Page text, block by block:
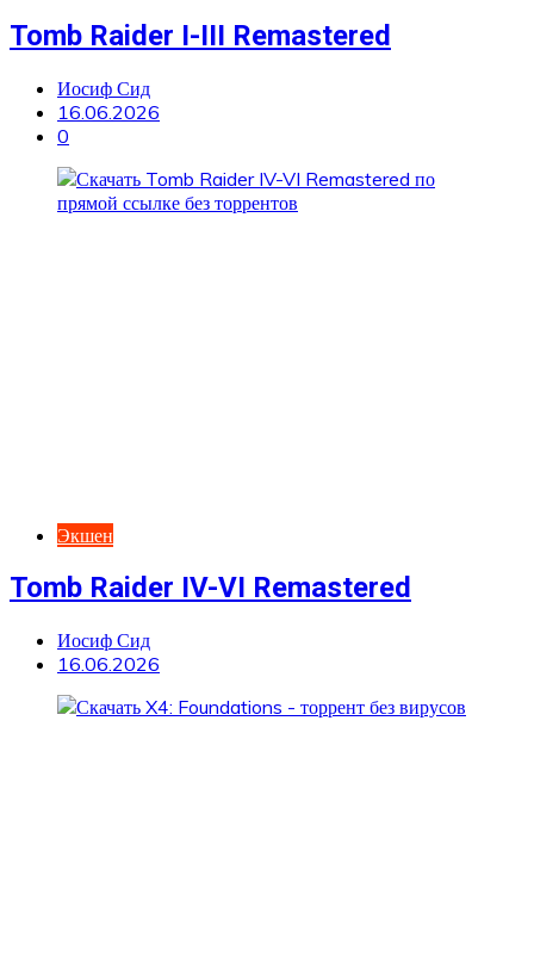
Tomb Raider I-III Remastered
Иосиф Сид
16.06.2026
0
Экшен
Tomb Raider IV-VI Remastered
Иосиф Сид
16.06.2026